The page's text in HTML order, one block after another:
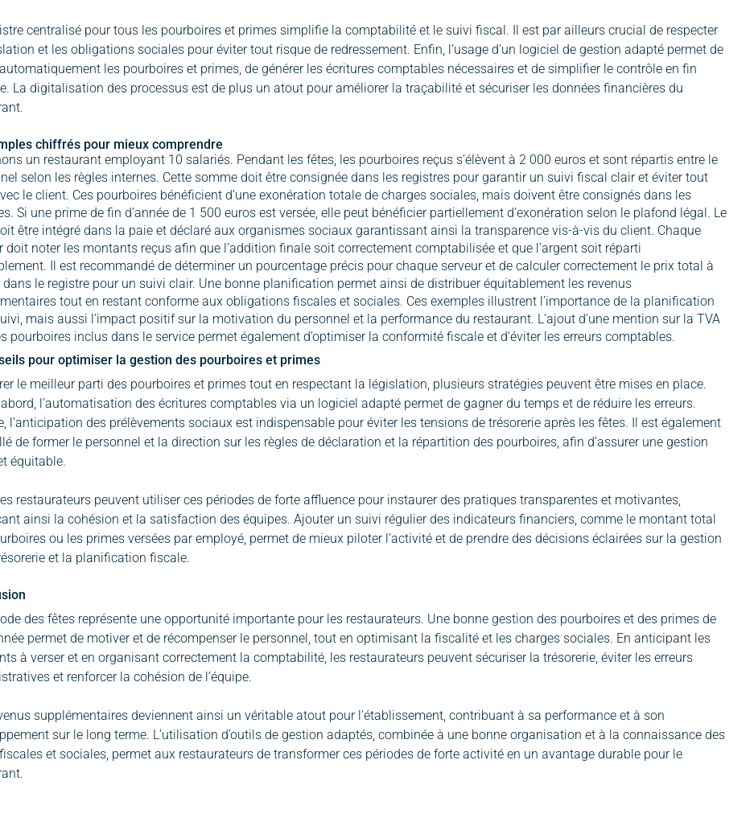
centralisé pour tous les pourboires et primes simplifie la comptabilité et le suivi fiscal. Il est par ailleurs crucial de respecter
et les obligations sociales pour éviter tout risque de redressement. Enfin, l’usage d’un logiciel de gestion adapté permet de
les pourboires et primes, de générer les écritures comptables nécessaires et de simplifier le contrôle en fin
La digitalisation des processus est de plus un atout pour améliorer la traçabilité et sécuriser les données financières du
chiffrés pour mieux comprendre
un restaurant employant 10 salariés. Pendant les fêtes, les pourboires reçus s’élèvent à 2 000 euros et sont répartis entre le
selon les règles internes. Cette somme doit être consignée dans les registres pour garantir un suivi fiscal clair et éviter tout
le client. Ces pourboires bénéficient d’une exonération totale de charges sociales, mais doivent être consignés dans les
Si une prime de fin d’année de 1 500 euros est versée, elle peut bénéficier partiellement d’exonération selon le plafond légal. Le
être intégré dans la paie et déclaré aux organismes sociaux garantissant ainsi la transparence vis-à-vis du client. Chaque
doit noter les montants reçus afin que l’addition finale soit correctement comptabilisée et que l’argent soit réparti
Il est recommandé de déterminer un pourcentage précis pour chaque serveur et de calculer correctement le prix total à
dans le registre pour un suivi clair. Une bonne planification permet ainsi de distribuer équitablement les revenus
tout en restant conforme aux obligations fiscales et sociales. Ces exemples illustrent l’importance de la planification
mais aussi l’impact positif sur la motivation du personnel et la performance du restaurant. L’ajout d’une mention sur la TVA
pourboires inclus dans le service permet également d’optimiser la conformité fiscale et d’éviter les erreurs comptables.
pour optimiser la gestion des pourboires et primes
le meilleur parti des pourboires et primes tout en respectant la législation, plusieurs stratégies peuvent être mises en place.
l’automatisation des écritures comptables via un logiciel adapté permet de gagner du temps et de réduire les erreurs.
l’anticipation des prélèvements sociaux est indispensable pour éviter les tensions de trésorerie après les fêtes. Il est également
de former le personnel et la direction sur les règles de déclaration et la répartition des pourboires, afin d’assurer une gestion
équitable.
restaurateurs peuvent utiliser ces périodes de forte affluence pour instaurer des pratiques transparentes et motivantes,
ainsi la cohésion et la satisfaction des équipes. Ajouter un suivi régulier des indicateurs financiers, comme le montant total
ou les primes versées par employé, permet de mieux piloter l’activité et de prendre des décisions éclairées sur la gestion
et la planification fiscale.
des fêtes représente une opportunité importante pour les restaurateurs. Une bonne gestion des pourboires et des primes de
permet de motiver et de récompenser le personnel, tout en optimisant la fiscalité et les charges sociales. En anticipant les
à verser et en organisant correctement la comptabilité, les restaurateurs peuvent sécuriser la trésorerie, éviter les erreurs
et renforcer la cohésion de l’équipe.
supplémentaires deviennent ainsi un véritable atout pour l’établissement, contribuant à sa performance et à son
sur le long terme. L’utilisation d’outils de gestion adaptés, combinée à une bonne organisation et à la connaissance des
et sociales, permet aux restaurateurs de transformer ces périodes de forte activité en un avantage durable pour le